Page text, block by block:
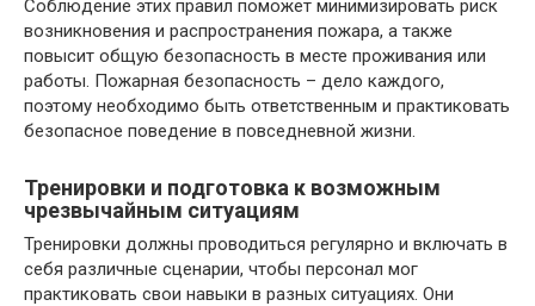
Соблюдение этих правил поможет минимизировать риск
возникновения и распространения пожара, а также
повысит общую безопасность в месте проживания или
работы. Пожарная безопасность – дело каждого,
поэтому необходимо быть ответственным и практиковать
безопасное поведение в повседневной жизни.
Тренировки и подготовка к возможным
чрезвычайным ситуациям
Тренировки должны проводиться регулярно и включать в
себя различные сценарии, чтобы персонал мог
практиковать свои навыки в разных ситуациях. Они